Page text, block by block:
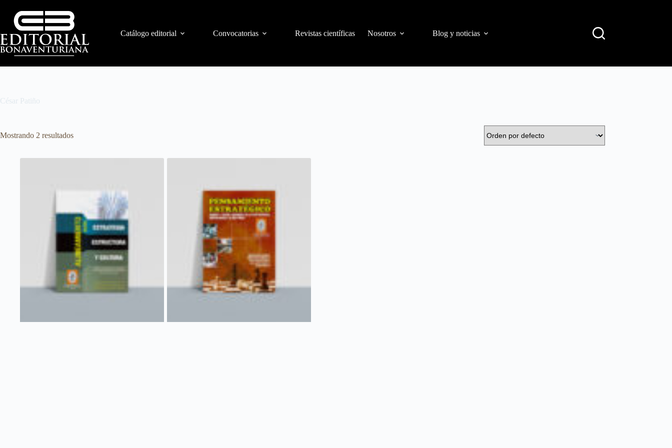
Catálogo editorial Convocatorias Revistas científicas Nosotros Blog y noticias
César Patiño
Mostrando 2 resultados